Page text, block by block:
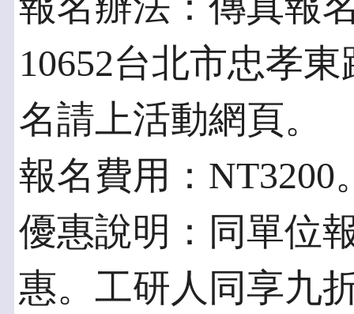
10652台北市忠孝
名請上活動網頁。
報名費用：
優惠說明：同單位
惠。工研人同享九